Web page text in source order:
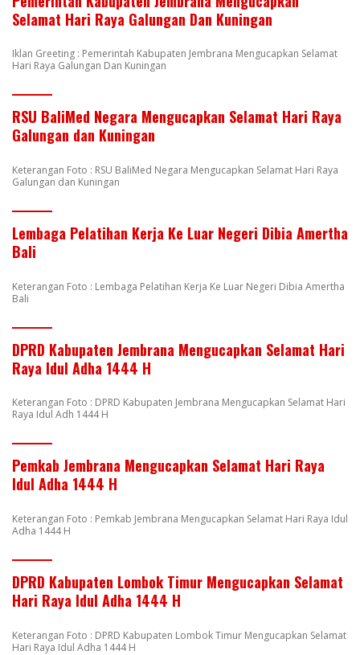
Selamat Hari Raya Galungan Dan Kuningan
Iklan Greeting : Pemerintah Kabupaten Jembrana Mengucapkan Selamat
Hari Raya Galungan Dan Kuningan
RSU BaliMed Negara Mengucapkan Selamat Hari Raya
Galungan dan Kuningan
Keterangan Foto : RSU BaliMed Negara Mengucapkan Selamat Hari Raya
Galungan dan Kuningan
Lembaga Pelatihan Kerja Ke Luar Negeri Dibia Amertha
Bali
Keterangan Foto : Lembaga Pelatihan Kerja Ke Luar Negeri Dibia Amertha
Bali
DPRD Kabupaten Jembrana Mengucapkan Selamat Hari
Raya Idul Adha 1444 H
Keterangan Foto : DPRD Kabupaten Jembrana Mengucapkan Selamat Hari
Raya Idul Adh 1444 H
Pemkab Jembrana Mengucapkan Selamat Hari Raya
Idul Adha 1444 H
Keterangan Foto : Pemkab Jembrana Mengucapkan Selamat Hari Raya Idul
Adha 1444 H
DPRD Kabupaten Lombok Timur Mengucapkan Selamat
Hari Raya Idul Adha 1444 H
Keterangan Foto : DPRD Kabupaten Lombok Timur Mengucapkan Selamat
Hari Raya Idul Adha 1444 H